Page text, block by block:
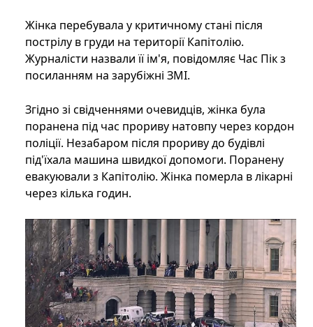
Жінка перебувала у критичному стані після
пострілу в груди на території Капітолію.
Журналісти назвали її ім'я, повідомляє Час Пік з
посиланням на зарубіжні ЗМІ.
Згідно зі свідченнями очевидців, жінка була
поранена під час прориву натовпу через кордон
поліції. Незабаром після прориву до будівлі
під'їхала машина швидкої допомоги. Поранену
евакуювали з Капітолію. Жінка померла в лікарні
через кілька годин.